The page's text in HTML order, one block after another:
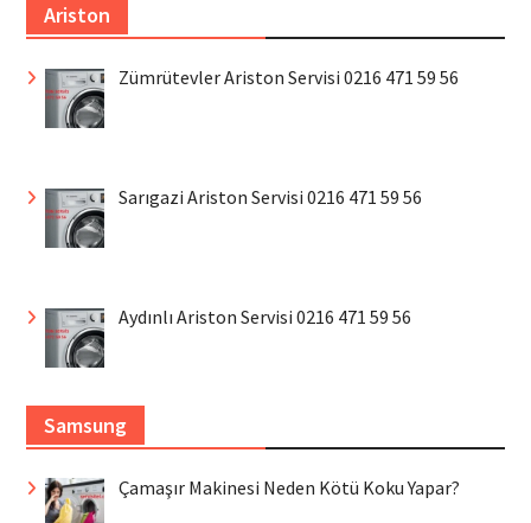
Ariston
Zümrütevler Ariston Servisi 0216 471 59 56
Sarıgazi Ariston Servisi 0216 471 59 56
Aydınlı Ariston Servisi 0216 471 59 56
Samsung
Çamaşır Makinesi Neden Kötü Koku Yapar?